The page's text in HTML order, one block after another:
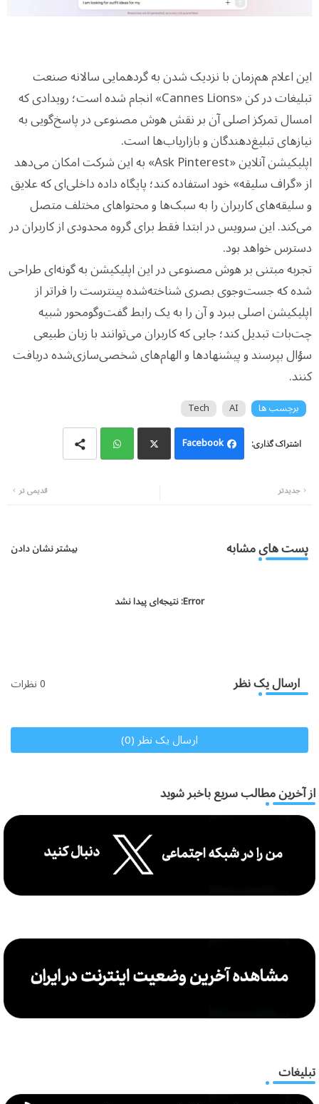
این اعلام هم‌زمان با نزدیک شدن به گردهمایی سالانه صنعت
تبلیغات در کن «Cannes Lions» انجام شده است؛ رویدادی که
امسال تمرکز اصلی آن بر نقش هوش مصنوعی در پاسخ‌گویی به
نیازهای تبلیغ‌دهندگان و بازاریاب‌ها است.
اپلیکیشن آنلاین «Ask Pinterest» به این شرکت امکان می‌دهد
از «گراف سلیقه» خود استفاده کند؛ پایگاه داده داخلی‌ای که علایق
و سلیقه‌های کاربران را به سبک‌ها و محتواهای مختلف متصل
می‌کند. این سرویس در ابتدا فقط برای گروه محدودی از کاربران در
دسترس خواهد بود.
تجربه مبتنی بر هوش مصنوعی در این اپلیکیشن به گونه‌ای طراحی
شده که جست‌وجوی بصری شناخته‌شده پینترست را فراتر از
اپلیکیشن اصلی ببرد و آن را به یک رابط گفت‌وگومحور شبیه
چت‌بات تبدیل کند؛ جایی که کاربران می‌توانند با زبان طبیعی
سؤال بپرسند و پیشنهادها و الهام‌های شخصی‌سازی‌شده دریافت
کنند.
برچسب ها AI
Tech
Facebook
جدیدتر قدیمی تر
پست های مشابه بیشتر نشان دادن
Error: نتیجه‌ای پیدا نشد
ارسال یک نظر 0 نظرات
ارسال یک نظر (0)
از آخرین مطالب سریع باخبر شوید
تبلیغات